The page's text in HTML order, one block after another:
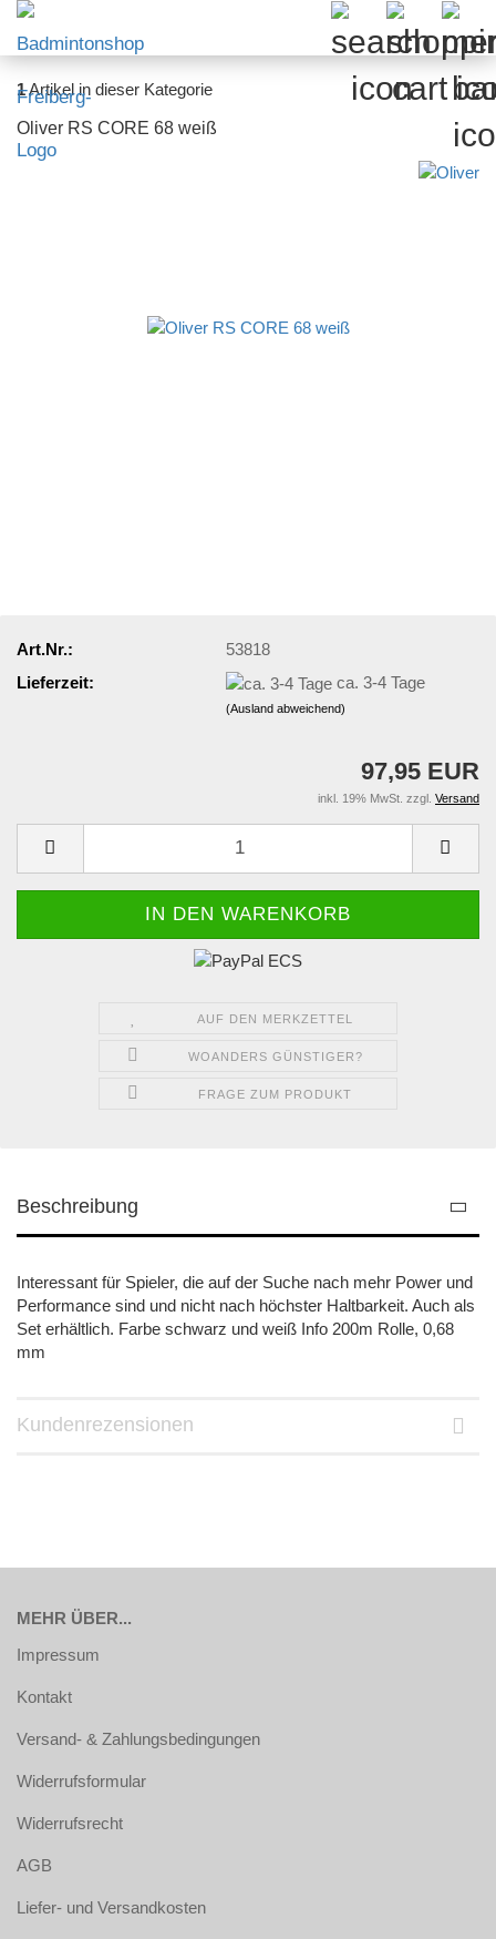
1Artikel in dieser Kategorie
Oliver RS CORE 68 weiß
Art.Nr.:
53818
Lieferzeit:
ca. 3-4 Tage
(Ausland abweichend)
97,95 EUR
inkl. 19% MwSt. zzgl. Versand
AUF DEN MERKZETTEL
WOANDERS GÜNSTIGER?
FRAGE ZUM PRODUKT
Beschreibung
Interessant für Spieler, die auf der Suche nach mehr Power und
Performance sind und nicht nach höchster Haltbarkeit. Auch als
Set erhältlich. Farbe schwarz und weiß Info 200m Rolle, 0,68
mm
Kundenrezensionen
MEHR ÜBER...
Impressum
Kontakt
Versand- & Zahlungsbedingungen
Widerrufsformular
Widerrufsrecht
AGB
Liefer- und Versandkosten